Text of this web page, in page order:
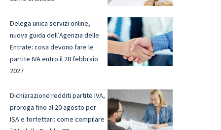
Delega unica servizi online,
nuova guida dell’Agenzia delle
Entrate: cosa devono fare le
partite IVA entro il 28 febbraio
2027
Dichiarazione redditi partite IVA,
proroga fino al 20 agosto per
ISA e forfettari: come compilare